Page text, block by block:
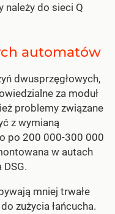
należy do sieci Q
automatów
dwusprzęgłowych,
za moduł
problemy związane
z wymianą
po 200 000-300 000
w autach
mniej trwałe
zużycia łańcucha.